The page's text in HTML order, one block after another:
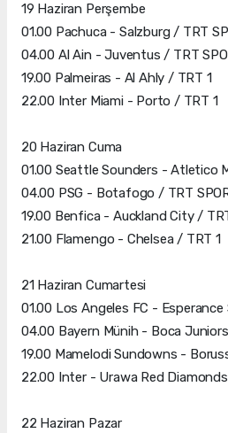
19 Haziran Perşembe
01.00 Pachuca - Salzburg / TRT
04.00 Al Ain - Juventus / TRT
19.00 Palmeiras - Al Ahly / TRT 1
22.00 Inter Miami - Porto / TRT 1
20 Haziran Cuma
01.00 Seattle Sounders - Atletico
04.00 PSG - Botafogo / TRT
19.00 Benfica - Auckland City /
21.00 Flamengo - Chelsea / TRT 1
21 Haziran Cumartesi
01.00 Los Angeles FC - Esperance
04.00 Bayern Münih - Boca
19.00 Mamelodi Sundowns -
22.00 Inter - Urawa Red
22 Haziran Pazar